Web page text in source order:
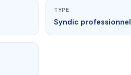
TYPE
Syndic professionnel